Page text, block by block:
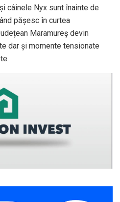
câinele Nyx sunt înainte de
pășesc în curtea
Maramureș devin
dar și momente tensionate